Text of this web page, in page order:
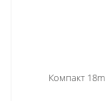
Компакт